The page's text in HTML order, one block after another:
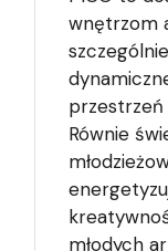
wnętrzom
przestrzeń
Równie
młodych